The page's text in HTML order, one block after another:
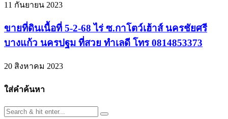
11 กันยายน 2023
ขายที่ดินเนื้อที่ 5-2-68 ไร่ ซ.กาโตว์เฮ้าส์ นครชัยศรี
บางแก้ว นครปฐม ที่สวย ทำเลดี โทร 0814853373
20 สิงหาคม 2023
ใส่คำค้นหา